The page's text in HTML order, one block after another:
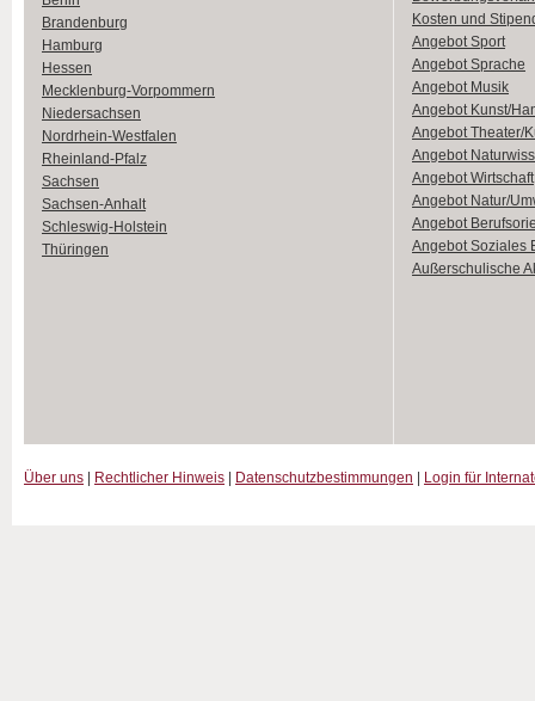
Brandenburg
Hamburg
Hessen
Mecklenburg-Vorpommern
Niedersachsen
Nordrhein-Westfalen
Rheinland-Pfalz
Sachsen
Sachsen-Anhalt
Schleswig-Holstein
Thüringen
Kosten und
Angebot Sport
Angebot Sprache
Angebot Musik
Angebot Kunst/
Angebot Theater/
Angebot
Angebot Wirtschaft
Angebot Natur/
Angebot
Angebot Soziales
Außerschulische
Über uns Rechtlicher Hinweis Datenschutzbestimmungen Login für